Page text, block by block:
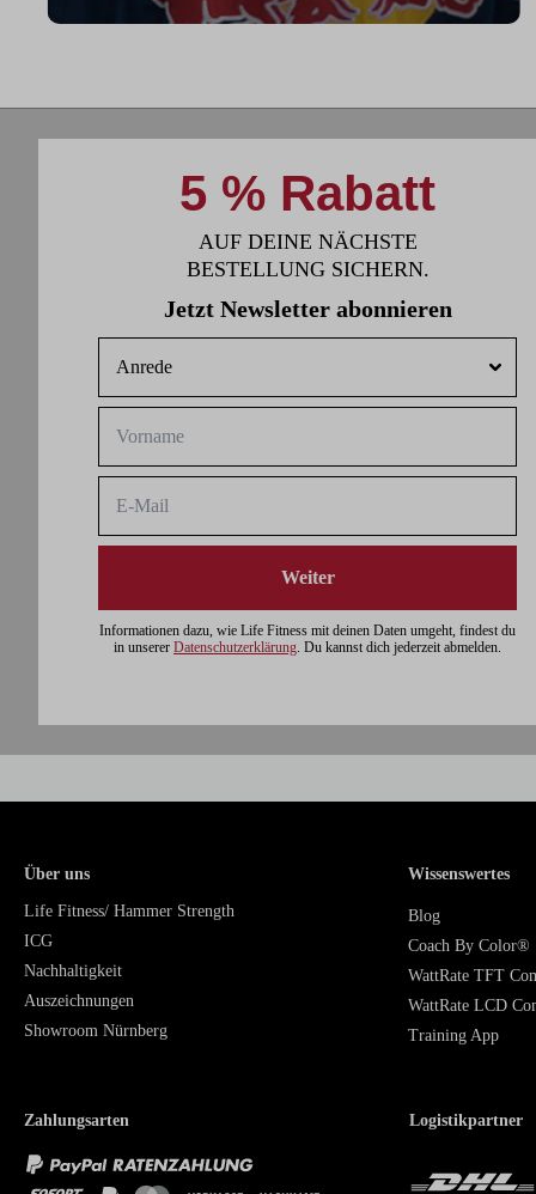
hilft mir außerhalb des Eises an meiner
5 % Rabatt
AUF DEINE NÄCHSTE
BESTELLUNG SICHERN.
Jetzt Newsletter abonnieren
Weiter
Informationen dazu, wie Life Fitness mit deinen Daten umgeht, findest du
in unserer Datenschutzerklärung. Du kannst dich jederzeit abmelden.
Über uns
Life Fitness/ Hammer Strength
ICG
Nachhaltigkeit
Auszeichnungen
Showroom Nürnberg
Wissenswertes
Blog
Coach By Color®
WattRate TFT
WattRate LCD
Training App
Zahlungsarten Logistikpartner